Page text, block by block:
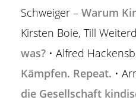
Schweiger – Warum
Kirsten Boie, Till
was? • Alfred
Kämpfen. Repeat. •
die Gesellschaft